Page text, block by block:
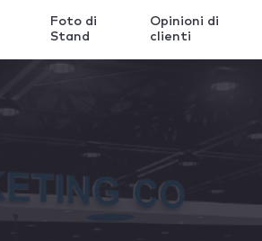
Foto di
Stand
Opinioni di
clienti